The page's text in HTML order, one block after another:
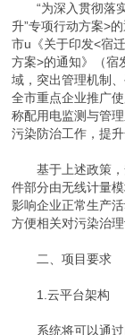
“为深入贯彻落实
升”专项行动方案>
市u《关于印发<宿
方案>的通知》（宿
域，突出管理机制
全市重点企业推广
称配用电监测与管
污染防治工作，提
基于上述政策，
件部分由无线计量
影响企业正常生产
方便相关对污染治
二、项目要求
1.云平台架构
系统将可以通过